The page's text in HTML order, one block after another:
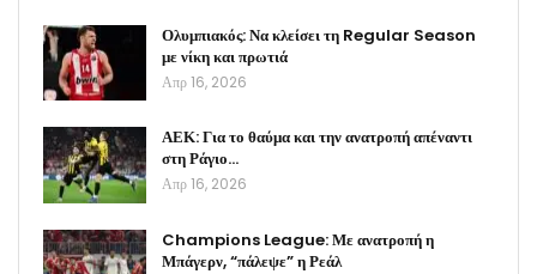
Ολυμπιακός: Να κλείσει τη Regular Season
με νίκη και πρωτιά
Απρ 16, 2026
ΑΕΚ: Για το θαύμα και την ανατροπή απέναντι
στη Ράγιο…
Απρ 16, 2026
Champions League: Με ανατροπή η
Μπάγερν, “πάλεψε” η Ρεάλ